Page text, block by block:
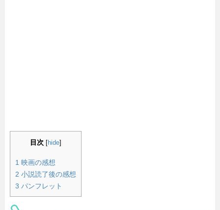
目次 hide
1 映画の感想
2 小説読了後の感想
3 パンフレット